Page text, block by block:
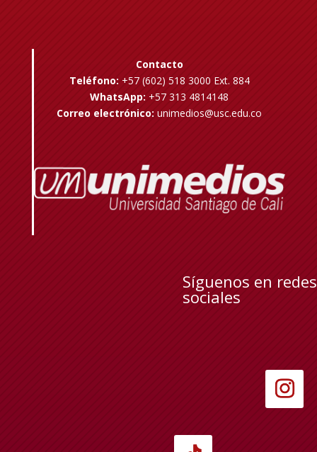
Contacto
Teléfono: +57 (602) 518 3000 Ext. 884
WhatsApp: +57 313 4814148
Correo electrónico: unimedios@usc.edu.co
Síguenos en redes
sociales